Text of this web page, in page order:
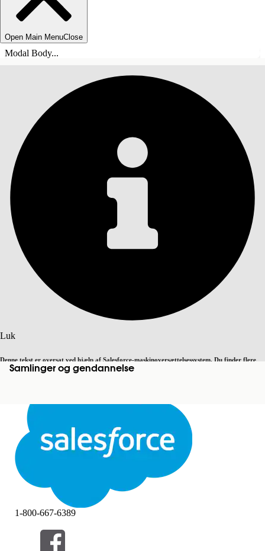
Open Main MenuClose
Modal Body...
Luk
Denne tekst er oversat ved hjælp af Salesforce-maskinoversættelsessystem. Du finder flere
detaljerher Skift til engelsk Ikke nu
Luk
Samlinger og gendannelse
INDHOLD
Filtre (0)
1-800-667-6389